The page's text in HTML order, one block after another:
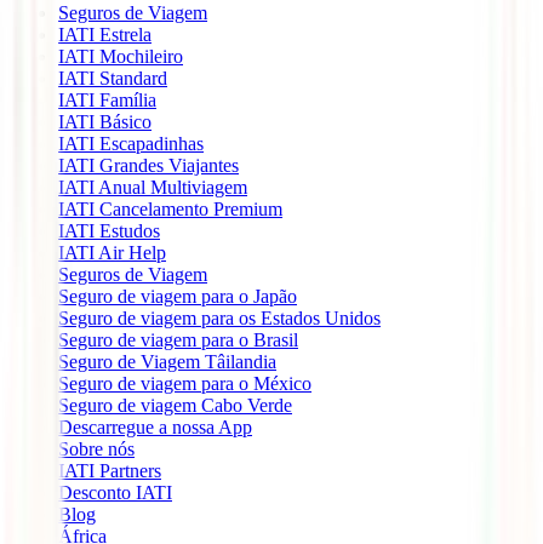
Seguros de Viagem
IATI Estrela
IATI Mochileiro
IATI Standard
IATI Família
IATI Básico
IATI Escapadinhas
IATI Grandes Viajantes
IATI Anual Multiviagem
IATI Cancelamento Premium
IATI Estudos
IATI Air Help
Seguros de Viagem
Seguro de viagem para o Japão
Seguro de viagem para os Estados Unidos
Seguro de viagem para o Brasil
Seguro de Viagem Tâilandia
Seguro de viagem para o México
Seguro de viagem Cabo Verde
Descarregue a nossa App
Sobre nós
IATI Partners
Desconto IATI
Blog
África